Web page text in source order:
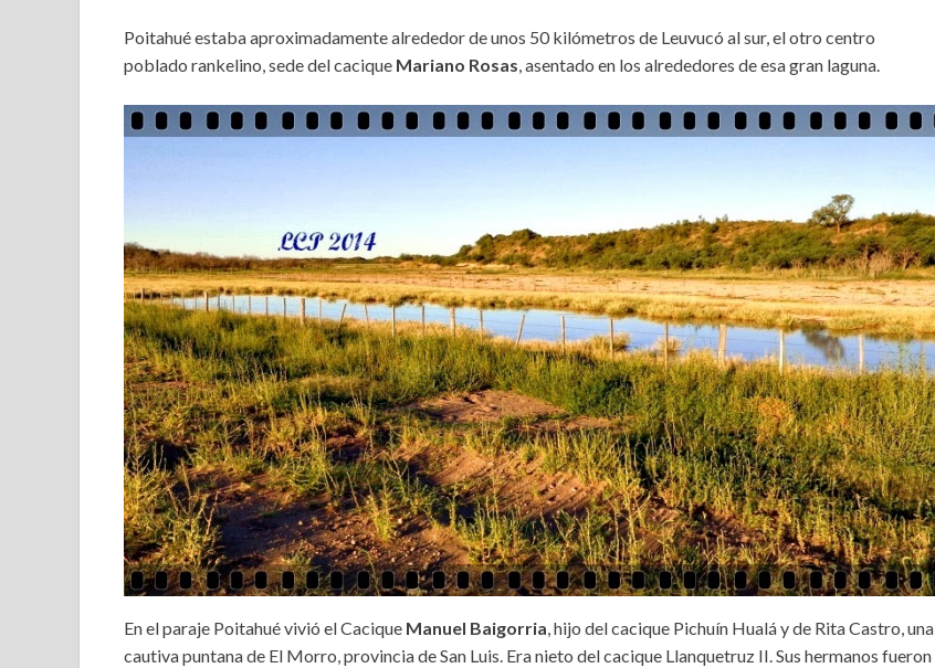
Poitahué estaba aproximadamente alrededor de unos 50 kilómetros de Leuvucó al sur, el otro centro
poblado rankelino, sede del cacique Mariano Rosas, asentado en los alrededores de esa gran laguna.
En el paraje Poitahué vivió el Cacique Manuel Baigorria, hijo del cacique Pichuín Hualá y de Rita Castro, una
cautiva puntana de El Morro, provincia de San Luis. Era nieto del cacique Llanquetruz II. Sus hermanos fueron